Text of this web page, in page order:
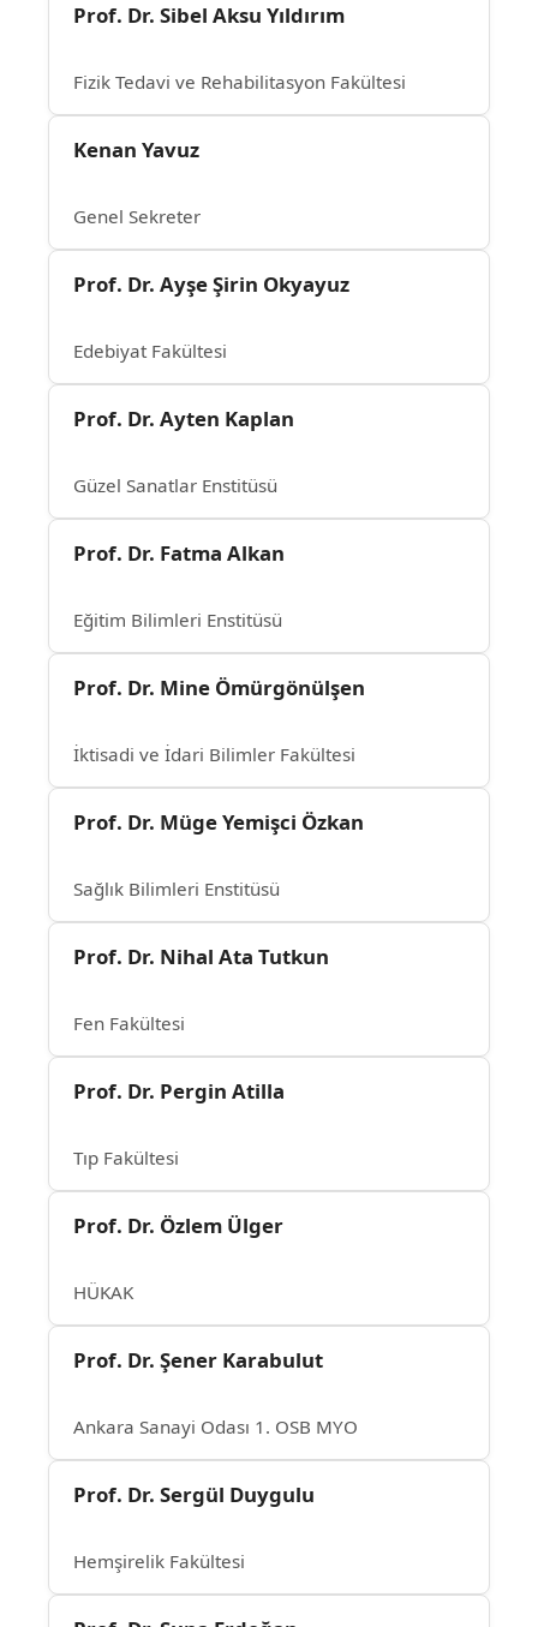
Prof. Dr. Sibel Aksu Yıldırım
Fizik Tedavi ve Rehabilitasyon Fakültesi
Kenan Yavuz
Genel Sekreter
Prof. Dr. Ayşe Şirin Okyayuz
Edebiyat Fakültesi
Prof. Dr. Ayten Kaplan
Güzel Sanatlar Enstitüsü
Prof. Dr. Fatma Alkan
Eğitim Bilimleri Enstitüsü
Prof. Dr. Mine Ömürgönülşen
İktisadi ve İdari Bilimler Fakültesi
Prof. Dr. Müge Yemişci Özkan
Sağlık Bilimleri Enstitüsü
Prof. Dr. Nihal Ata Tutkun
Fen Fakültesi
Prof. Dr. Pergin Atilla
Tıp Fakültesi
Prof. Dr. Özlem Ülger
HÜKAK
Prof. Dr. Şener Karabulut
Ankara Sanayi Odası 1. OSB MYO
Prof. Dr. Sergül Duygulu
Hemşirelik Fakültesi